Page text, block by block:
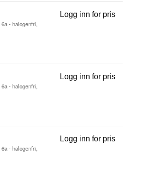
- halogenfri,
Logg inn for pris
- halogenfri,
Logg inn for pris
- halogenfri,
Logg inn for pris